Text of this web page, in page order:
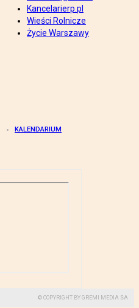
Kancelarierp.pl
Wieści Rolnicze
Życie Warszawy
KALENDARIUM
© COPYRIGHT BY GREMI MEDIA SA